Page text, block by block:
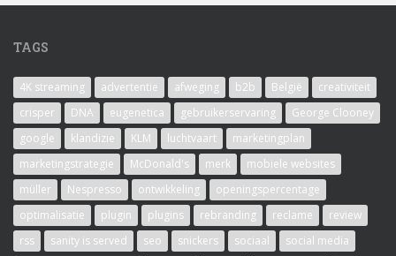
TAGS
4K streaming advertentie afweging b2b België
creativiteit
crisper
DNA eugenetica gebruikerservaring
George Clooney
google
klandizie KLM luchtvaart
marketingplan
marketingstrategie
McDonald's merk
mobiele websites
müller
Nespresso ontwikkeling
openingspercentage
optimalisatie
plugin plugins rebranding reclame
review
rss
sanity is served seo snickers sociaal
social media